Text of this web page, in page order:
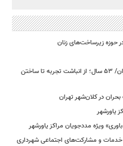
حوزه زیرساخت‏‌های زنان
بیش از نیم قرن پژوهش برای ساختن آینده تهران/ ۵۳ سال؛ از انباشت تجربه تا ساختن
بحران در کلان‌شهر تهران
یاورشهر
ویژه مددجویان مراکز یاورشهر
و مشارکت‌های اجتماعی شهرداری